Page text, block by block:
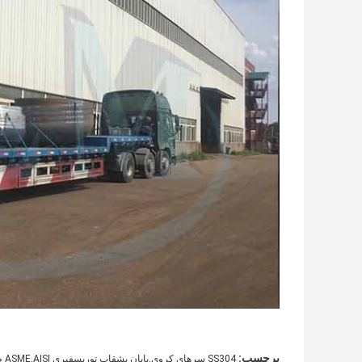
برچسب: SS304 سرهای کروی,پایان بشقاب توریسفیری ASME,AISI ظرف فشار نصف کره ای از تیتانیوم